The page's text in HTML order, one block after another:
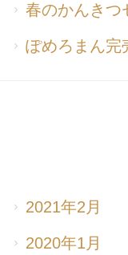
春のかんきつ
ぽめろまん完
2021年2月
2020年1月